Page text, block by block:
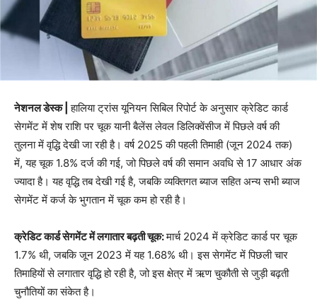
नेशनल डेस्क |हालिया ट्रांस यूनियन सिबिल रिपोर्ट के अनुसार क्रेडिट कार्ड
सेगमेंट में शेष राशि पर चूक यानी बैलेंस लेवल डिलिक्वेंसीज में पिछले वर्ष की
तुलना में वृद्धि देखी जा रही है। वर्ष 2025 की पहली तिमाही (जून 2024 तक)
में, यह चूक 1.8% दर्ज की गई, जो पिछले वर्ष की समान अवधि से 17 आधार अंक
ज्यादा है। यह वृद्धि तब देखी गई है, जबकि व्यक्तिगत ब्याज सहित अन्य सभी ब्याज
सेगमेंट में कर्ज के भुगतान में चूक कम हो रही है।
क्रेडिट कार्ड सेगमेंट में लगातार बढ़ती चूक:मार्च 2024 में क्रेडिट कार्ड पर चूक
1.7% थी, जबकि जून 2023 में यह 1.68% थी। इस सेगमेंट में पिछली चार
तिमाहियों से लगातार वृद्धि हो रही है, जो इस क्षेत्र में ऋण चुकौती से जुड़ी बढ़ती
चुनौतियों का संकेत है।